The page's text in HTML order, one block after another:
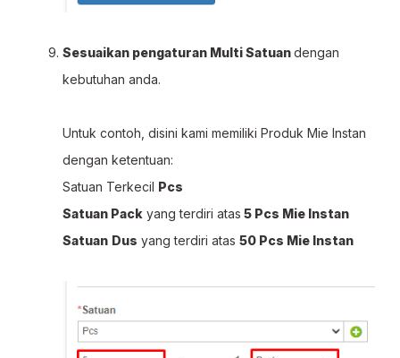
Sesuaikan pengaturan Multi Satuandengan
kebutuhan anda.
Untuk contoh, disini kami memiliki Produk Mie Instan
dengan ketentuan:
Satuan Terkecil Pcs
Satuan Pack yang terdiri atas 5 Pcs Mie Instan
Satuan Dus yang terdiri atas 50 Pcs Mie Instan